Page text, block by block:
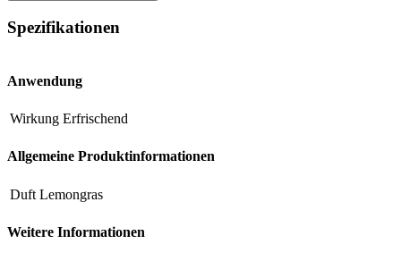
Fehler melden
Beschreibung
Falsche Daten melden
Spezifikationen
Anwendung
Wirkung Erfrischend
Allgemeine Produktinformationen
Duft Lemongras
Weitere Informationen